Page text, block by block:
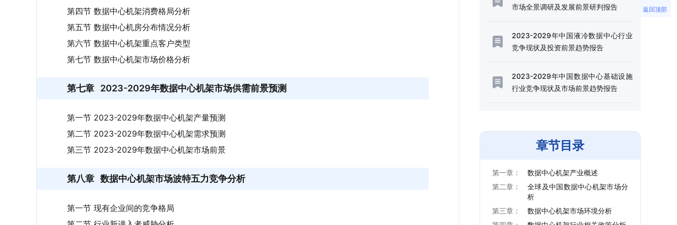
第四节 数据中心机架消费格局分析
第五节 数据中心机房分布情况分析
第六节 数据中心机架重点客户类型
第七节 数据中心机架市场价格分析
第七章 2023-2029年数据中心机架市场供需前景预测
第一节 2023-2029年数据中心机架产量预测
第二节 2023-2029年数据中心机架需求预测
第三节 2023-2029年数据中心机架市场前景
第八章 数据中心机架市场波特五力竞争分析
第一节 现有企业间的竞争格局
市场全景调研及发展前景研判报告
2023-2029年中国液冷数据中心行业
竞争现状及投资前景趋势报告
2023-2029年中国数据中心基础设施
行业竞争现状及市场前景趋势报告
章节目录
第一章：
数据中心机架产业概述
第二章：
全球及中国数据中心机架市场分
析
第三章：
数据中心机架市场环境分析
返回顶部